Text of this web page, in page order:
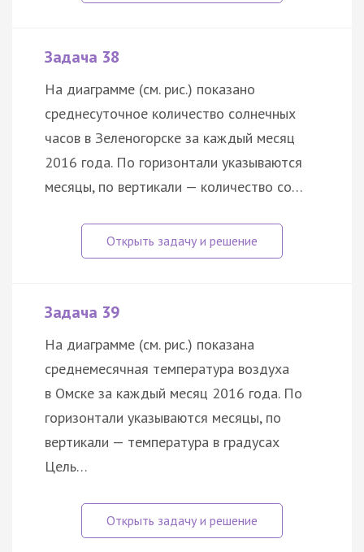
Задача 38
На диаграмме (см. рис.) показано
среднесуточное количество солнечных
часов в Зеленогорске за каждый месяц
2016 года. По горизонтали указываются
месяцы, по вертикали — количество со…
Задача 39
На диаграмме (см. рис.) показана
среднемесячная температура воздуха
в Омске за каждый месяц 2016 года. По
горизонтали указываются месяцы, по
вертикали — температура в градусах
Цель…